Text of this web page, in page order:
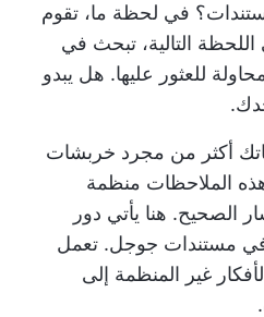
في لحظة ما، تقوم
التالية، تبحث في
للعثور عليها. هل يبدو
أكثر من مجرد خربشات
الملاحظات منظمة
الصحيح. هنا يأتي دور
في مستندات جوجل. تعمل
غير المنظمة إلى